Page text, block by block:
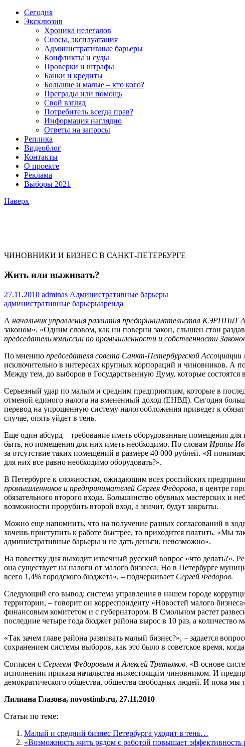
Сегодня
Эксклюзив
Хроника нелегалов
Сносы, эксплуатация
Административные барьеры
Конфликты и суды
Проверки и штрафы
Банки и кредиты
Большие и малые – кто кого?
Преграды или помощь
Свой взгляд
Потребитель всегда прав?
Информация наглядно
Ответы на запросы
Реплика
Видеоблог
Контакты
О проекте
Реклама
Выборы 2021
Наверх
ЧИНОВНИКИ И БИЗНЕС В САНКТ-ПЕТЕРБУРГЕ
Жить или выживать?
27.11.2010 adminas Административные барьеры
административные барьерыаренда
А начальник управления развития предпринимательства КЭРППиТ
законом». «Одним словом, как ни поверни закон, слышен стон
председатель комиссии по промышленности и собственности
По мнению председателя совета Санкт-Петербургской Ассоциации
исключительно в интересах крупных корпораций и чиновников. А
Между тем, до выборов в Государственную Думу, которые
Серьезный удар по малым и средним предприятиям, которые в
отменой единого налога на вмененный доход (ЕНВД). Сегодня
перевод на упрощенную систему налогообложения приведет к
случае, опять уйдет в тень.
Еще один абсурд – требование иметь оборудованные помещения
быть, но помещения для них иметь необходимо. По словам Ирины
за отсутствие таких помещений в размере 40 000 рублей. «Я
для них все равно необходимо оборудовать?».
В Петербурге к сложностям, ожидающим всех российских
промышленников и предпринимателей Сергея Федорова, в центре
обязательного второго входа. Большинство обувных мастерских
возможности прорубить второй вход, а значит, будут закрыты.
Можно еще напомнить, что на получение разных согласований в
хочешь приступить к работе быстрее, то приходится платить. «Мы
административные барьеры и не дать деньги, невозможно».
На повестку дня выходит извечный русский вопрос «что делать?».
она существует на налоги от малого бизнеса. Но в Петербурге
всего 1,4% городского бюджета», – подчеркивает Сергей Федоров.
Следующий его вывод: система управления в нашем городе
территории, – говорит он корреспонденту «Новостей малого
финансовым комитетом и с губернатором. В Смольном растет
последние четыре года бюджет района вырос в 10 раз, а количество
«Так зачем главе района развивать малый бизнес?», – задается
сохранением системы выборов, как это было в советское время,
Согласен с Сергеем Федоровым и Алексей Третьяков. «В основе
исполнении приказа начальства нижестоящим чиновником. И
демократического общества, общества свободных людей. И пока мы
Лилиана Глазова, novostimb.ru, 27.11.2010
Статьи по теме:
Малый и средний бизнес Петербурга уходит в тень…
«Возможность жить рядом с работой повышает эффективность